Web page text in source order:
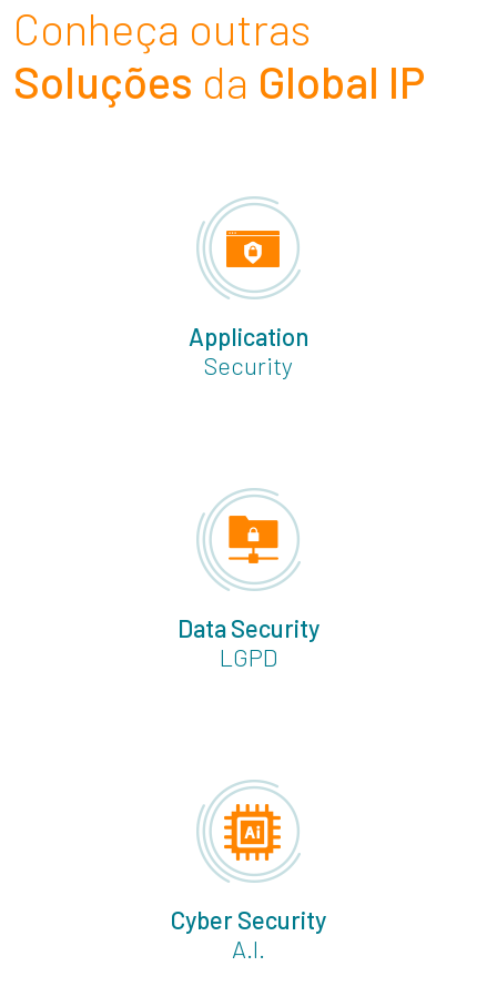
Conheça outras
Soluções da Global IP
Application
Security
Data Security
LGPD
Cyber Security
A.I.